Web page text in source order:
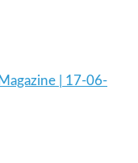
| 17-06-